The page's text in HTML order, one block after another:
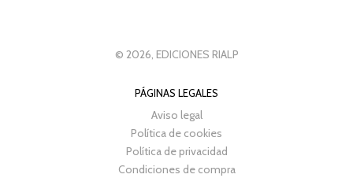
© 2026, EDICIONES RIALP
PÁGINAS LEGALES
Aviso legal
Política de cookies
Política de privacidad
Condiciones de compra